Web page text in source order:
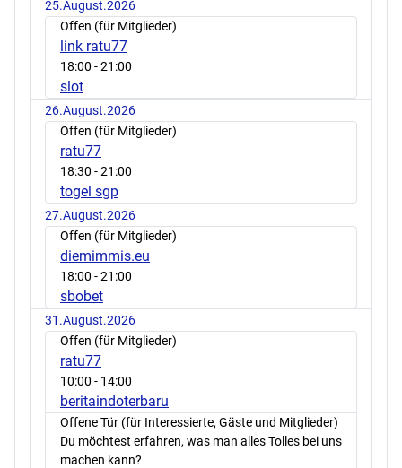
25.August.2026
Offen (für Mitglieder)
link ratu77
18:00 - 21:00
slot
26.August.2026
Offen (für Mitglieder)
ratu77
18:30 - 21:00
togel sgp
27.August.2026
Offen (für Mitglieder)
diemimmis.eu
18:00 - 21:00
sbobet
31.August.2026
Offen (für Mitglieder)
ratu77
10:00 - 14:00
beritaindoterbaru
Offene Tür (für Interessierte, Gäste und Mitglieder)
Du möchtest erfahren, was man alles Tolles bei uns
machen kann?